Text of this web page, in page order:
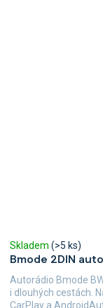
Bmode 2DIN
Skladem (>5 ks)
Autorádio Bmode
i dlouhých cestách.
CarPlay a